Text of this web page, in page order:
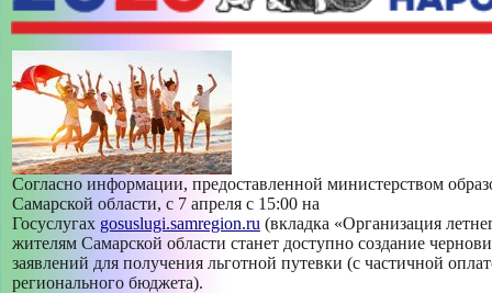
МАСТЕР-КЛАСС "РУССКАЯ НАРОДНАЯ КУКЛА
«ЖЕЛАННИЦА»""
МАСТЕР-КЛАСС "САМ СЕБЕ ВИЗАЖИСТ""
МАСТЕР-КЛАСС "СОЛНЕЧНЫЙ АНГЕЛ""
-->
ИСТОРИЯ СОЗДАНИЯ ДВОРЦА
СВЕДЕНИЯ ОБ ОБРАЗОВАТЕЛЬНОЙ ОРГАНИЗАЦИИ
Согласно информации, предоставленной министерством
Самарской области, с 7 апреля с 15:00 на
Госуслугах gosuslugi.samregion.ru (вкладка «Организация
жителям Самарской области станет доступно создание
заявлений для получения льготной путевки (с частичной
регионального бюджета).